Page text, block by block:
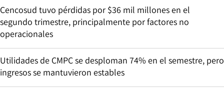
Cencosud tuvo pérdidas por $36 mil millones en el
segundo trimestre, principalmente por factores no
operacionales
Utilidades de CMPC se desploman 74% en el semestre, pero
ingresos se mantuvieron estables